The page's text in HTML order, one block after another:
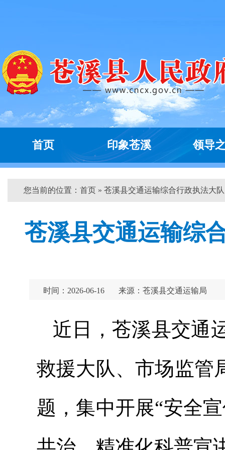
首页 印象苍溪 领导
您当前的位置： 首页 » 苍溪县交通运输综合行政执法大
苍溪县交通运输综
时间：2026-06-16 来源：苍溪县交通运输局
近日，苍溪县交通
救援大队、市场监管
题，集中开展“安全